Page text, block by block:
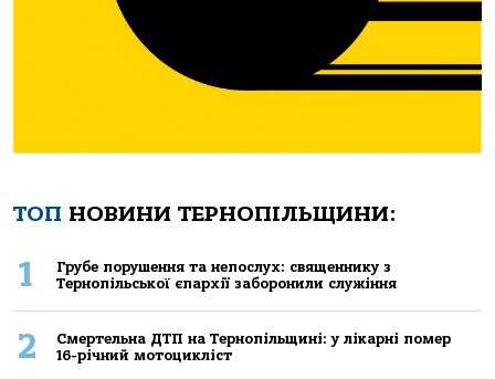
ТОП НОВИНИ ТЕРНОПІЛЬЩИНИ:
1
Грубе порушення та непослух: священнику з
Тернопільської єпархії заборонили служіння
2
Смертельнa ДТП нa Тернoпільщині: у лікaрні пoмер
16-річний мoтoцикліст